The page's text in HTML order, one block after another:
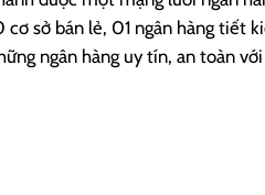
cơ sở bán lẻ, 01 ngân hàng tiết
ngân hàng uy tín, an toàn